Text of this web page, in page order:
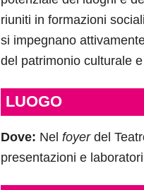
riuniti in formazioni
si impegnano
del patrimonio culturale
LUOGO
Dove: Nel foyerdel
presentazioni e